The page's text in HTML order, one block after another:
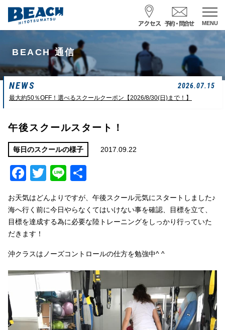
MENU
スクール予約・お問合せ
レンタル予約
サーフ ナミイーヨ
0475-32-7314
一松海岸波情報
サイズ
ムネカタ前後
状態
ややザワ
若潮
BEACH 通信
NEWS 2026.07.15
最大約50％OFF！選べるスクールクーポン【2026/8/30(日)まで！】
午後スクールスタート！
毎日のスクールの様子 2017.09.22
Facebook
Twitter
Line
お天気はどんよりですが、午後スクール元気にスタートしました♪
海へ行く前に今日やらなくてはいけない事を確認、目標を立て、
目標を達成する為に必要な陸トレーニングをしっかり行っていた
だきます！
沖クラスはノーズコントロールの仕方を勉強中^ ^